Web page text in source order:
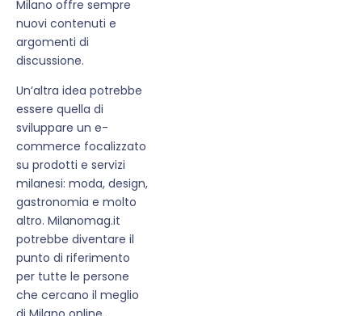
Milano offre sempre
nuovi contenuti e
argomenti di
discussione.
Un’altra idea potrebbe
essere quella di
sviluppare un e-
commerce focalizzato
su prodotti e servizi
milanesi: moda, design,
gastronomia e molto
altro. Milanomag.it
potrebbe diventare il
punto di riferimento
per tutte le persone
che cercano il meglio